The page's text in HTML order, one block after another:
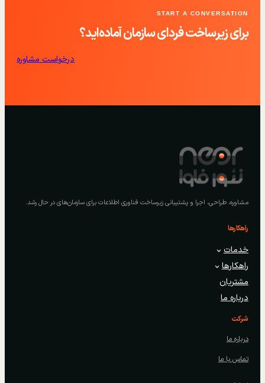
START A CONVERSATION
برای زیرساخت فردای سازمان آماده‌اید؟
درخواست مشاوره
مشاوره، طراحی، اجرا و پشتیبانی زیرساخت فناوری اطلاعات برای سازمان‌های در حال رشد.
راهکارها
خدمات
راهکارها
مشتریان
درباره ما
شرکت
درباره ما
تماس با ما